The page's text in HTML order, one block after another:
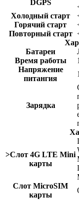
DGPS
Холодный старт
Горячий старт
Повторный старт
Батареи
Время работы
Напряжение
питангия
Зарядка
>Слот 4G LTE Mini
карты
Слот MicroSIM
карты